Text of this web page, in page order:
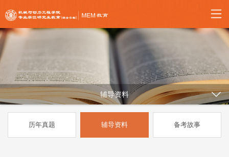
辅导资料
历年真题 辅导资料 备考故事